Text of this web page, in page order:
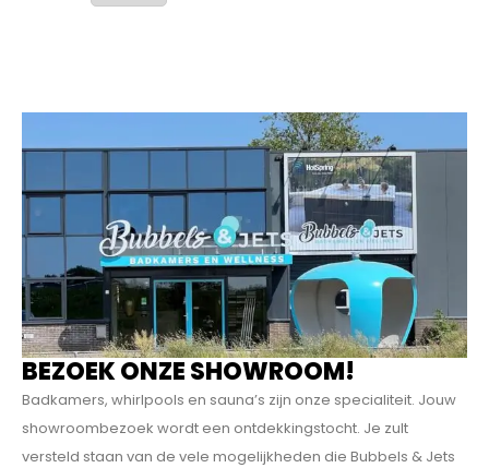
BEZOEK ONZE SHOWROOM!
Badkamers, whirlpools en sauna’s zijn onze specialiteit. Jouw
showroombezoek wordt een ontdekkings­tocht. Je zult
versteld staan van de vele mogelijkheden die Bubbels & Jets